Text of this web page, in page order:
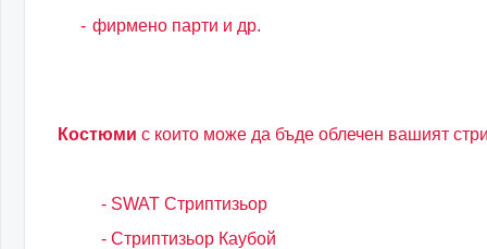
Костюми с които може да бъде облечен вашият
- SWAT Стриптизьор
- Стриптизьор Каубой
фирмено парти и др.